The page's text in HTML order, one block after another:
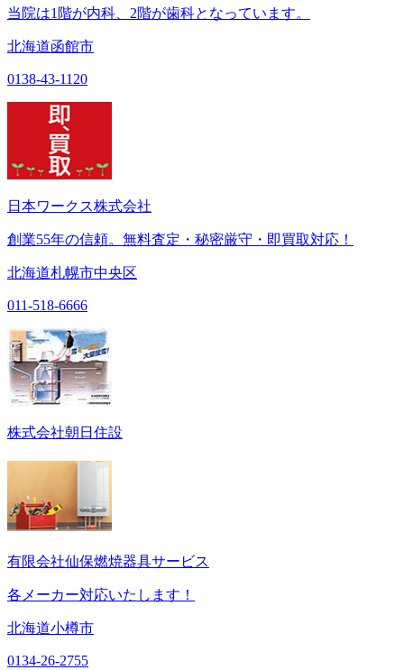
当院は1階が内科、2階が歯科となっています。
北海道函館市
0138-43-1120
日本ワークス株式会社
創業55年の信頼。無料査定・秘密厳守・即買取対応！
北海道札幌市中央区
011-518-6666
株式会社朝日住設
有限会社仙保燃焼器具サービス
各メーカー対応いたします！
北海道小樽市
0134-26-2755